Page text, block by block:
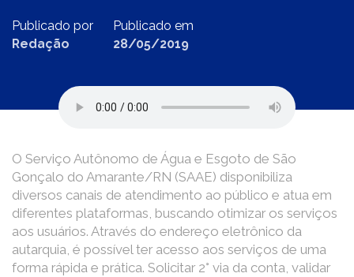
Publicado por
Redação
Publicado em
28/05/2019
O Serviço Autônomo de Água e Esgoto de São
Gonçalo do Amarante/RN (SAAE) disponibiliza
diversos canais de atendimento ao público e atua em
diferentes plataformas, buscando otimizar os serviços
aos usuários. Através do endereço eletrônico da
autarquia, é possível ter acesso aos serviços de uma
forma rápida e prática. Solicitar 2° via da conta, validar